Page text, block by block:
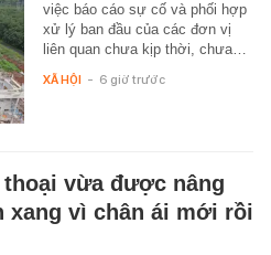
việc báo cáo sự cố và phối hợp
xử lý ban đầu của các đơn vị
liên quan chưa kịp thời, chưa…
XÃ HỘI - 6 giờ trước
thoại vừa được nâng
xang vì chân ái mới rồi